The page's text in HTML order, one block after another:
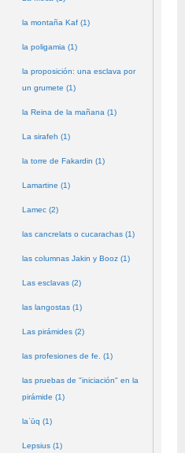
la montaña Kaf (1)
la poligamia (1)
la proposición: una esclava por
un grumete (1)
la Reina de la mañana (1)
La sirafeh (1)
la torre de Fakardin (1)
Lamartine (1)
Lamec (2)
las cancrelats o cucarachas (1)
las columnas Jakin y Booz (1)
Las esclavas (2)
las langostas (1)
Las pirámides (2)
las profesiones de fe. (1)
las pruebas de "iniciación" en la
pirámide (1)
laʿūq (1)
Lepsius (1)